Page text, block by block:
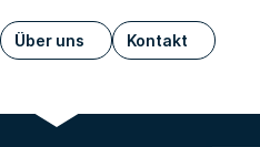
Über uns Kontakt